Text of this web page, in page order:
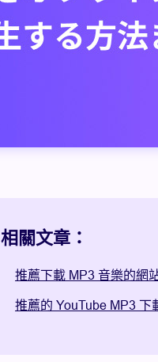
相關文章：
推薦下載 MP3 音樂的網
推薦的 YouTube MP3 下